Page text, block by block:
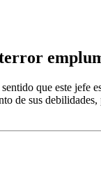
que este jefe
de sus